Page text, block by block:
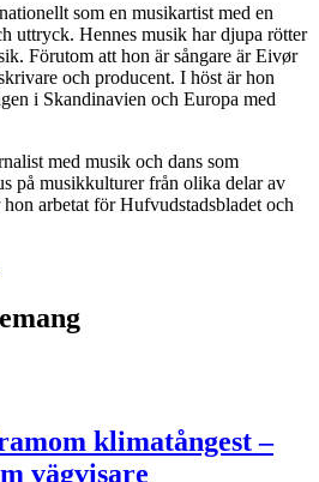
som en musikartist med en
uttryck. Hennes musik har djupa rötter
Förutom att hon är sångare är Eivør
och producent. I höst är hon
i Skandinavien och Europa med
med musik och dans som
på musikkulturer från olika delar av
arbetat för Hufvudstadsbladet och
klimatångest –
vägvisare